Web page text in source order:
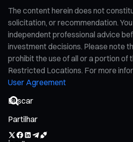
The content herein does not
solicitation, or recommendation.
independent professional advice
investment decisions. Please note
prohibit the use of all or a portion of
Restricted Locations. For more
User Agreement
Partilhar